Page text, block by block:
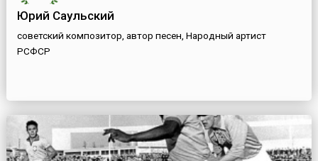
Юрий Саульский
советский композитор, автор песен, Народный артист
РСФСР